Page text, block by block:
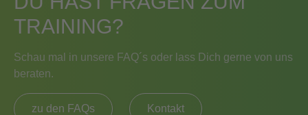
TRAINING?
Schau mal in unsere FAQ´s oder lass Dich gerne von uns
beraten.
zu den FAQs Kontakt